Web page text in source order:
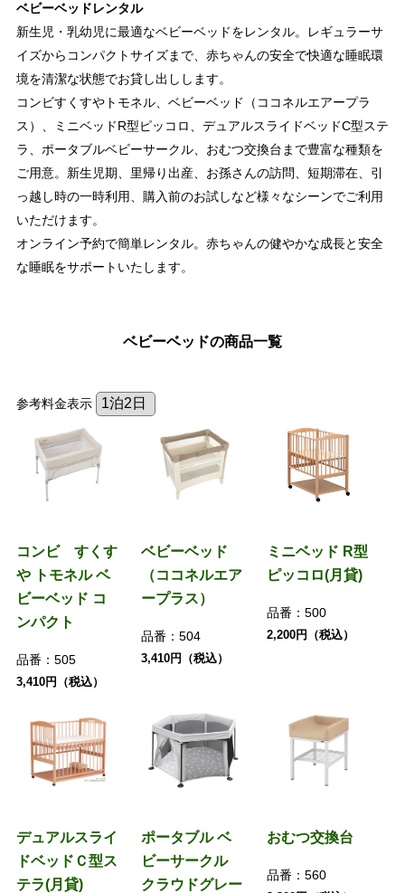
ベビーベッドレンタル
新生児・乳幼児に最適なベビーベッドをレンタル。レギュラーサ
イズからコンパクトサイズまで、赤ちゃんの安全で快適な睡眠環
境を清潔な状態でお貸し出しします。
コンビすくすやトモネル、ベビーベッド（ココネルエアープラ
ス）、ミニベッドR型ピッコロ、デュアルスライドベッドC型ステ
ラ、ポータブルベビーサークル、おむつ交換台まで豊富な種類を
ご用意。新生児期、里帰り出産、お孫さんの訪問、短期滞在、引
っ越し時の一時利用、購入前のお試しなど様々なシーンでご利用
いただけます。
オンライン予約で簡単レンタル。赤ちゃんの健やかな成長と安全
な睡眠をサポートいたします。
ベビーベッドの商品一覧
参考料金表示
コンビ すくす
や トモネル ベ
ビーベッド コ
ンパクト
品番： 505
3,410円（税込）
ベビーベッド
（ココネルエア
ープラス）
品番：504
3,410円（税込）
ミニベッド R型
ピッコロ(月貸)
品番： 500
2,200円（税込）
デュアルスライ
ドベッドＣ型ス
テラ(月貸)
ポータブル ベ
ビーサークル
クラウドグレー
おむつ交換台
品番： 560